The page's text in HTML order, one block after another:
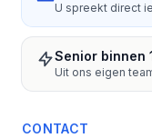
U spreekt direct
Senior binnen
Uit ons eigen
CONTACT